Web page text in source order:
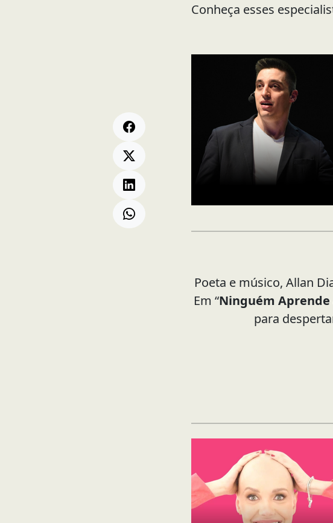
Conheça esses
Poeta e músico, Allan
Em “Ninguém Aprende
para